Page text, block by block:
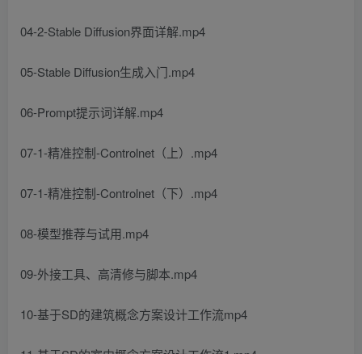
04-2-Stable Diffusion界面详解.mp4
05-Stable Diffusion生成入门.mp4
06-Prompt提示词详解.mp4
07-1-精准控制-Controlnet（上）.mp4
07-1-精准控制-Controlnet（下）.mp4
08-模型推荐与试用.mp4
09-外接工具、高清修与脚本.mp4
10-基于SD的建筑概念方案设计工作流mp4